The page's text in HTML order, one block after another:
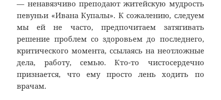
— ненавязчиво преподают житейскую мудрость
певуньи «Ивана Купалы». К сожалению, следуем
мы ей не часто, предпочитаем затягивать
решение проблем со здоровьем до последнего,
критического момента, ссылаясь на неотложные
дела, работу, семью. Кто-то чистосердечно
признается, что ему просто лень ходить по
врачам.